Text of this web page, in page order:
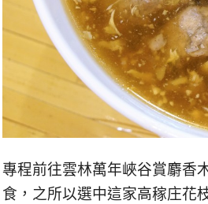
專程前往雲林萬年峽谷賞麝香
食，之所以選中這家高稼庄花